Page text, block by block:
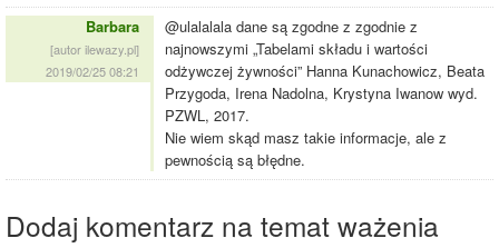
Barbara
[autor ilewazy.pl]
2019/02/25 08:21
@ulalalala dane są zgodne z zgodnie z
najnowszymi „Tabelami składu i wartości
odżywczej żywności” Hanna Kunachowicz, Beata
Przygoda, Irena Nadolna, Krystyna Iwanow wyd.
PZWL, 2017.
Nie wiem skąd masz takie informacje, ale z
pewnością są błędne.
Dodaj komentarz na temat ważenia